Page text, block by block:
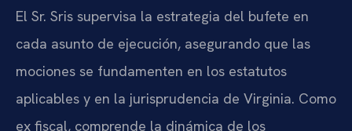
El Sr. Sris supervisa la estrategia del bufete en
cada asunto de ejecución, asegurando que las
mociones se fundamenten en los estatutos
aplicables y en la jurisprudencia de Virginia. Como
ex fiscal, comprende la dinámica de los